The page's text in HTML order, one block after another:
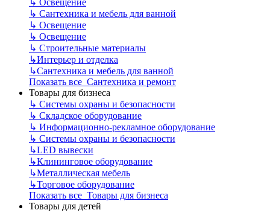
↳ Сантехника и мебель для ванной
↳ Освещение
↳ Освещение
↳ Строительные материалы
↳Интерьер и отделка
↳Сантехника и мебель для ванной
Показать все Сантехника и ремонт
Товары для бизнеса
↳ Системы охраны и безопасности
↳ Складское оборудование
↳ Информационно-рекламное оборудование
↳ Системы охраны и безопасности
↳LED вывески
↳Клининговое оборудование
↳Металлическая мебель
↳Торговое оборудование
Показать все Товары для бизнеса
Товары для детей